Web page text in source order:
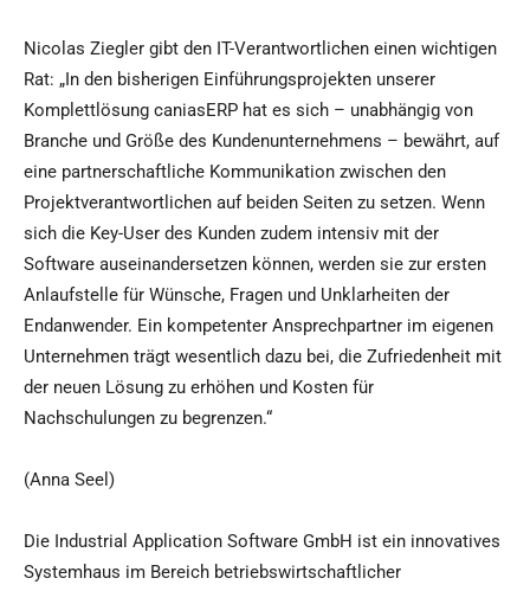
Nicolas Ziegler gibt den IT-Verantwortlichen einen wichtigen
Rat: „In den bisherigen Einführungsprojekten unserer
Komplettlösung caniasERP hat es sich – unabhängig von
Branche und Größe des Kundenunternehmens – bewährt, auf
eine partnerschaftliche Kommunikation zwischen den
Projektverantwortlichen auf beiden Seiten zu setzen. Wenn
sich die Key-User des Kunden zudem intensiv mit der
Software auseinandersetzen können, werden sie zur ersten
Anlaufstelle für Wünsche, Fragen und Unklarheiten der
Endanwender. Ein kompetenter Ansprechpartner im eigenen
Unternehmen trägt wesentlich dazu bei, die Zufriedenheit mit
der neuen Lösung zu erhöhen und Kosten für
Nachschulungen zu begrenzen.“
(Anna Seel)
Die Industrial Application Software GmbH ist ein innovatives
Systemhaus im Bereich betriebswirtschaftlicher